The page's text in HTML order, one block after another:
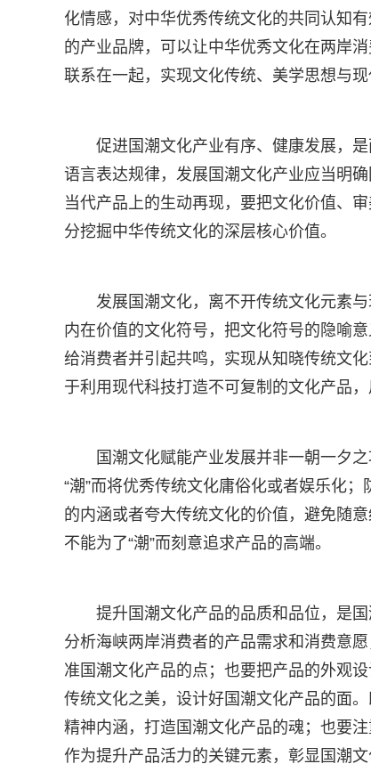
化情感，对中华优秀传统文化的共同认知
的产业品牌，可以让中华优秀文化在两岸
联系在一起，实现文化传统、美学思想与现
促进国潮文化产业有序、健康发展，
语言表达规律，发展国潮文化产业应当明
当代产品上的生动再现，要把文化价值、
分挖掘中华传统文化的深层核心价值。
发展国潮文化，离不开传统文化元素
内在价值的文化符号，把文化符号的隐喻
给消费者并引起共鸣，实现从知晓传统文
于利用现代科技打造不可复制的文化产品
国潮文化赋能产业发展并非一朝一夕
“潮”而将优秀传统文化庸俗化或者娱乐化
的内涵或者夸大传统文化的价值，避免随
不能为了“潮”而刻意追求产品的高端。
提升国潮文化产品的品质和品位，是
分析海峡两岸消费者的产品需求和消费意
准国潮文化产品的点；也要把产品的外观
传统文化之美，设计好国潮文化产品的面
精神内涵，打造国潮文化产品的魂；也要
作为提升产品活力的关键元素，彰显国潮